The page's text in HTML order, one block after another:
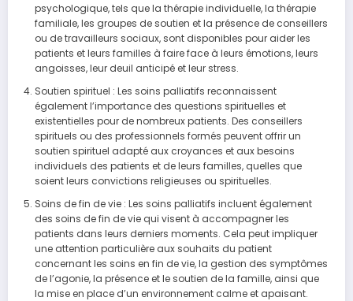
psychologique, tels que la thérapie individuelle, la thérapie
familiale, les groupes de soutien et la présence de conseillers
ou de travailleurs sociaux, sont disponibles pour aider les
patients et leurs familles à faire face à leurs émotions, leurs
angoisses, leur deuil anticipé et leur stress.
Soutien spirituel : Les soins palliatifs reconnaissent
également l’importance des questions spirituelles et
existentielles pour de nombreux patients. Des conseillers
spirituels ou des professionnels formés peuvent offrir un
soutien spirituel adapté aux croyances et aux besoins
individuels des patients et de leurs familles, quelles que
soient leurs convictions religieuses ou spirituelles.
Soins de fin de vie : Les soins palliatifs incluent également
des soins de fin de vie qui visent à accompagner les
patients dans leurs derniers moments. Cela peut impliquer
une attention particulière aux souhaits du patient
concernant les soins en fin de vie, la gestion des symptômes
de l’agonie, la présence et le soutien de la famille, ainsi que
la mise en place d’un environnement calme et apaisant.